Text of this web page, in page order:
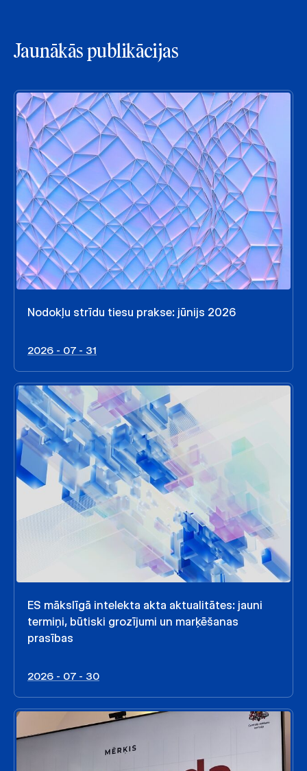
Jaunākās publikācijas
Nodokļu strīdu tiesu prakse: jūnijs 2026
2026 - 07 - 31
ES mākslīgā intelekta akta aktualitātes: jauni
termiņi, būtiski grozījumi un marķēšanas
prasības
2026 - 07 - 30